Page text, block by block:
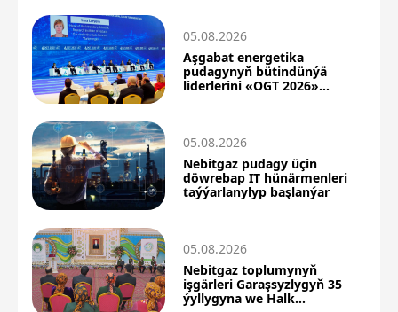
05.08.2026
Aşgabat energetika
pudagynyň bütindünýä
liderlerini «OGT 2026»
05.08.2026
Nebitgaz pudagy üçin
döwrebap IT hünärmenleri
taýýarlanylyp başlanýar
05.08.2026
Nebitgaz toplumynyň
işgärleri Garaşsyzlygyň 35
ýyllygyna we Halk